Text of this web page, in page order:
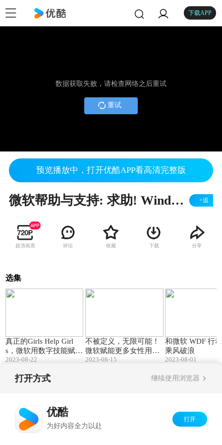
下载APP
数据获取失败，请检查网络之后重试
重试
预览播放中，打开优酷APP看高清完整版
微软帮助与支持: 求助! Windows 10 就地升级 +追
超清画质 评论 收藏 下载 分享
选集
真正的Girls Help Girl
s，微软用数字技能赋能
女性，拥抱未来
2023-08-22
不被定义，无限可能！
微软赋能更多女性用数
字技能拥抱未来
2023-08-15
和微软 WDF 行
乘风破浪
2023-08-01
打开方式 继续使用浏览器
优酷
为好内容全力以赴
打开